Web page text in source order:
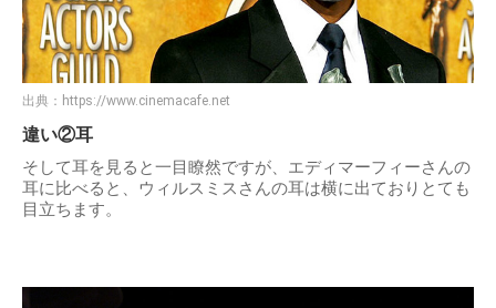
出典： https://www.cinemacafe.net
違い②耳
そして耳を見ると一目瞭然ですが、エディマーフィーさんの
耳に比べると、ウィルスミスさんの耳は横に出ておりとても
目立ちます。